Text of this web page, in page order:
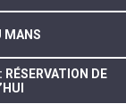
MANS
DE